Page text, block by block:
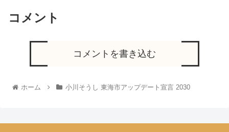
コメント
コメントを書き込む
ホーム 小川そうし 東海市アップデート宣言 2030